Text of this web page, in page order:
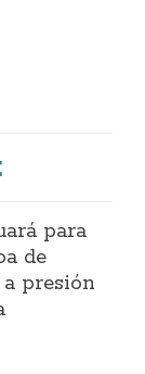
para
de
presión